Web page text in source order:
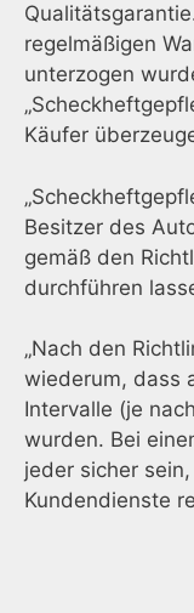
regelmäßigen
unterzogen
Käufer
Besitzer des
gemäß den
durchführen
„Nach den
wiederum, dass
Intervalle (je
wurden. Bei
jeder sicher
Kundendienste